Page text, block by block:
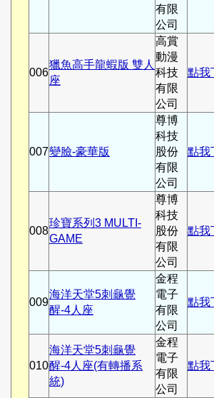
有限
公司
006
獵魚高手龍蝦版 雙人
座
高賞
動漫
科技
有限
公司
點我
007變臉-豪華版
尊博
科技
股份
有限
公司
點我
008
珍寶系列3 MULTI-
GAME
尊博
科技
股份
有限
公司
點我
009
海洋天堂5刺龜覺
醒-4人座
金程
電子
有限
公司
點我
010
海洋天堂5刺龜覺
醒-4人座(有轉播系
統)
金程
電子
有限
公司
點我